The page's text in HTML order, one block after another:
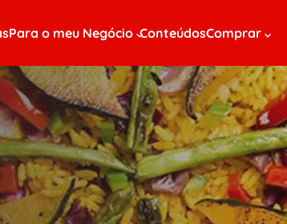
Para o meu Negócio ConteúdosComprar